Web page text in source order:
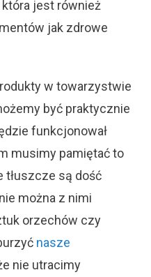
jest również
jak zdrowe
w towarzystwie
być praktycznie
funkcjonował
musimy pamiętać to
tłuszcze są dość
można z nimi
orzechów czy
nasze
nie utracimy